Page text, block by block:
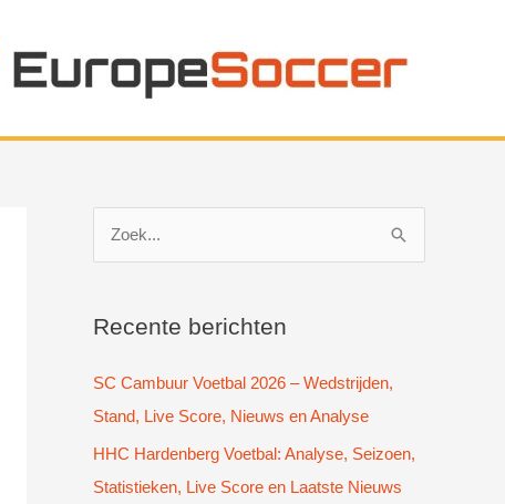
k
a
a
r
:
Recente berichten
SC Cambuur Voetbal 2026 – Wedstrijden,
Stand, Live Score, Nieuws en Analyse
HHC Hardenberg Voetbal: Analyse, Seizoen,
Statistieken, Live Score en Laatste Nieuws